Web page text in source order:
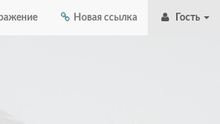
Новая ссылка Гость